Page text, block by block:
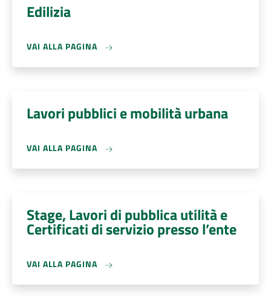
Edilizia
VAI ALLA PAGINA
Lavori pubblici e mobilità urbana
VAI ALLA PAGINA
Stage, Lavori di pubblica utilità e
Certificati di servizio presso l’ente
VAI ALLA PAGINA